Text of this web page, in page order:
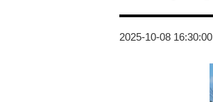
2025-10-08 16:30:00